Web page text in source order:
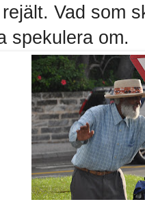
Vad som
spekulera om.